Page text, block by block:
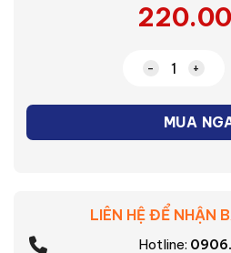
Lõi lọc nước
MUA
LIÊN HỆ ĐỂ NHẬN
Hotline: